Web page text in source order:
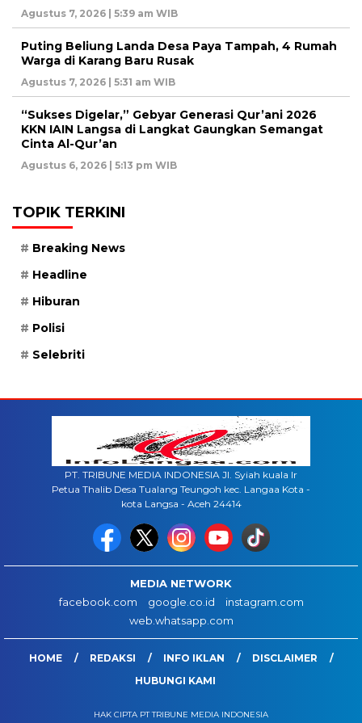
Agustus 7, 2026 | 5:39 am WIB
Puting Beliung Landa Desa Paya Tampah, 4 Rumah
Warga di Karang Baru Rusak
Agustus 7, 2026 | 5:31 am WIB
“Sukses Digelar,” Gebyar Generasi Qur’ani 2026
KKN IAIN Langsa di Langkat Gaungkan Semangat
Cinta Al-Qur’an
Agustus 6, 2026 | 5:13 pm WIB
TOPIK TERKINI
Breaking News
Headline
Hiburan
Polisi
Selebriti
PT. TRIBUNE MEDIA INDONESIA Jl. Syiah kuala lr
Petua Thalib Desa Tualang Teungoh kec. Langaa Kota -
kota Langsa - Aceh 24414
MEDIA NETWORK
facebook.com
google.co.id
instagram.com
web.whatsapp.com
HOME REDAKSI INFO IKLAN
DISCLAIMER
HUBUNGI KAMI
HAK CIPTA PT TRIBUNE MEDIA INDONESIA